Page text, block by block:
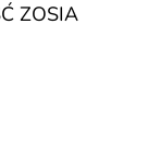
ZOSIA